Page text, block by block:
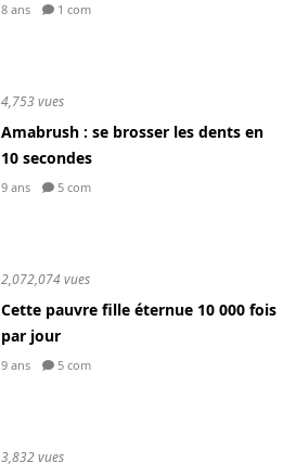
8 ans 1 com
4,753 vues
Amabrush : se brosser les dents en
10 secondes
9 ans 5 com
2,072,074 vues
Cette pauvre fille éternue 10 000 fois
par jour
9 ans 5 com
3,832 vues